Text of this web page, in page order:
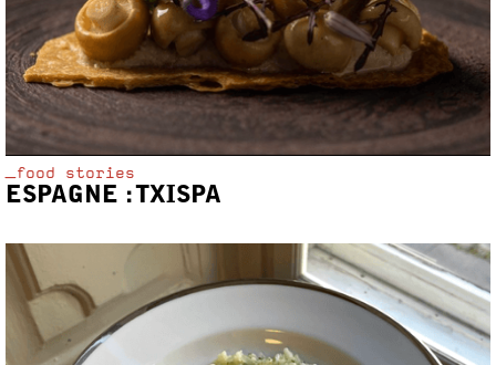
_food stories
ESPAGNE : TXISPA